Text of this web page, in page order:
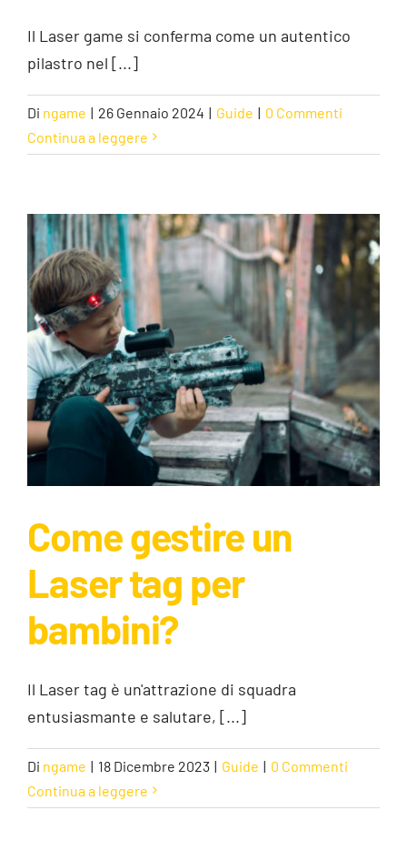
Il Laser game si conferma come un autentico
pilastro nel [...]
Di ngame | 26 Gennaio 2024 | Guide | 0 Commenti
Continua a leggere
Come gestire un Laser tag per
bambini?
Come gestire un
Laser tag per
bambini?
Il Laser tag è un'attrazione di squadra
entusiasmante e salutare, [...]
Di ngame | 18 Dicembre 2023 | Guide | 0 Commenti
Continua a leggere